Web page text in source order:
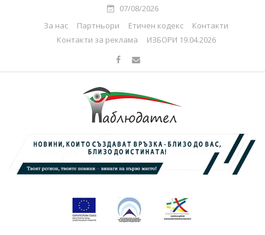
07/08/2026
За нас
Партньори Етичен кодекс
Контакти
Контакти за реклама
ИЗБОРИ 19.04.2026